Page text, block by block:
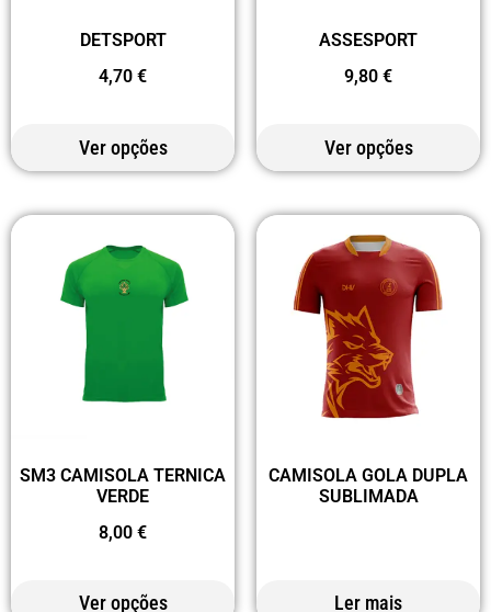
DETSPORT
4,70 €
Ver opções
ASSESPORT
9,80 €
Ver opções
SM3 CAMISOLA TERNICA
VERDE
8,00 €
Ver opções
CAMISOLA GOLA DUPLA
SUBLIMADA
Ler mais